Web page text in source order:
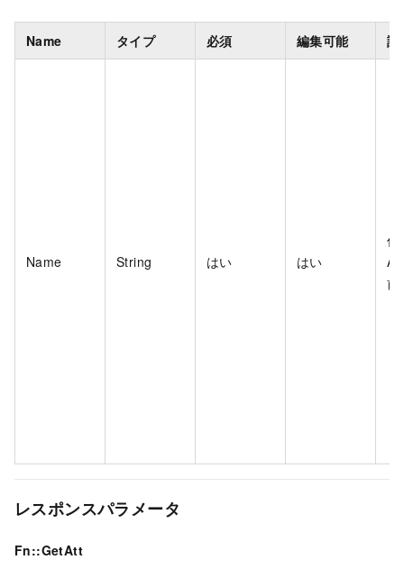
Name タイプ 必須 編集可能 説
Name String はい はい
作
前
レスポンスパラメータ
Fn::GetAtt